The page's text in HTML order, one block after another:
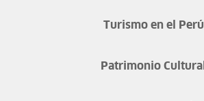
Turismo en el Perú
Patrimonio Cultural